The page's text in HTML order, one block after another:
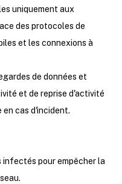
uniquement aux
des protocoles de
et les connexions à
de données et
et de reprise d'activité
cas d'incident.
infectés pour empêcher la